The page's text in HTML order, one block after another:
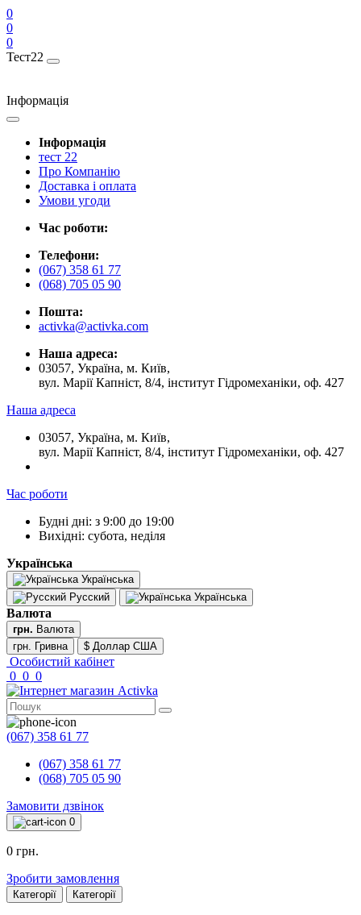
0
0
0
Тест22
Інформація
Інформація
тест 22
Про Компанію
Доставка і оплата
Умови угоди
Час роботи:
Телефони:
(067) 358 61 77
(068) 705 05 90
Пошта:
activka@activka.com
Наша адреса:
03057, Україна, м. Київ,
вул. Марії Капніст, 8/4, інститут Гідромеханіки, оф. 427
Наша адреса
03057, Україна, м. Київ,
вул. Марії Капніст, 8/4, інститут Гідромеханіки, оф. 427
Час роботи
Будні дні: з 9:00 до 19:00
Вихідні: субота, неділя
Українська
Українська
Русский
Українська
Валюта
грн. Валюта
грн. Гривна
$ Доллар США
Особистий кабінет
0 0 0
(067) 358 61 77
(067) 358 61 77
(068) 705 05 90
Замовити дзвінок
0
0 грн.
Зробити замовлення
Категорії Категорії